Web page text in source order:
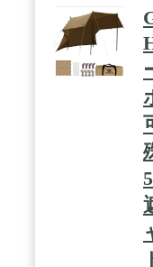
って見える場合
は改良のため予
[こんな商品をお
タープ レクタ
タープ 難燃 撥水
火 焚火 火の粉
ット 日よけ 日